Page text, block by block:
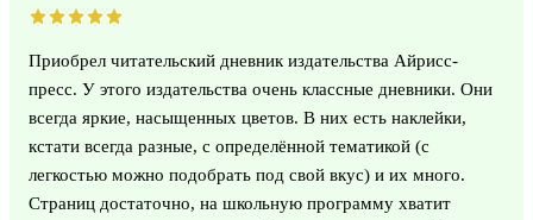
Приобрел читательский дневник издательства Айрисс-
пресс. У этого издательства очень классные дневники. Они
всегда яркие, насыщенных цветов. В них есть наклейки,
кстати всегда разные, с определённой тематикой (с
легкостью можно подобрать под свой вкус) и их много.
Страниц достаточно, на школьную программу хватит